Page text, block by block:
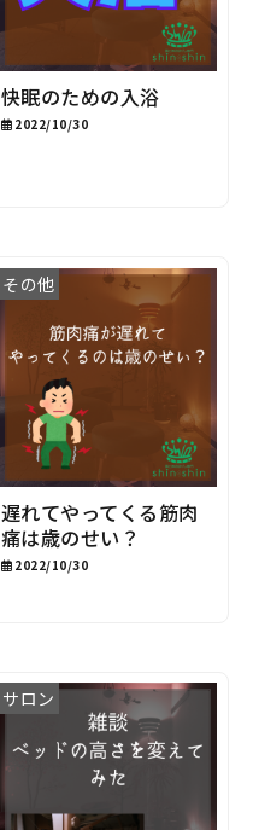
快眠のための入浴
2022/10/30
その他
遅れてやってくる筋肉
痛は歳のせい？
2022/10/30
サロン